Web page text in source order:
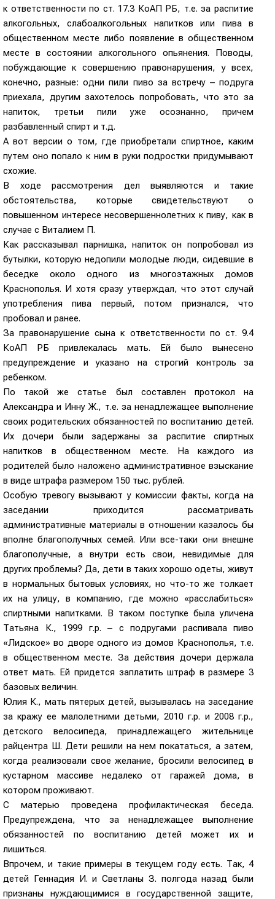
к ответственности по ст. 17.3 КоАП РБ, т.е. за распитие
алкогольных, слабоалкогольных напитков или пива в
общественном месте либо появление в общественном
месте в состоянии алкогольного опьянения. Поводы,
побуждающие к совершению правонарушения, у всех,
конечно, разные: одни пили пиво за встречу – подруга
приехала, другим захотелось попробовать, что это за
напиток, третьи пили уже осознанно, причем
разбавленный спирт и т.д.
А вот версии о том, где приобретали спиртное, каким
путем оно попало к ним в руки подростки придумывают
схожие.
В ходе рассмотрения дел выявляются и такие
обстоятельства, которые свидетельствуют о
повышенном интересе несовершеннолетних к пиву, как в
случае с Виталием П.
Как рассказывал парнишка, напиток он попробовал из
бутылки, которую недопили молодые люди, сидевшие в
беседке около одного из многоэтажных домов
Краснополья. И хотя сразу утверждал, что этот случай
употребления пива первый, потом признался, что
пробовал и ранее.
За правонарушение сына к ответственности по ст. 9.4
КоАП РБ привлекалась мать. Ей было вынесено
предупреждение и указано на строгий контроль за
ребенком.
По такой же статье был составлен протокол на
Александра и Инну Ж., т.е. за ненадлежащее выполнение
своих родительских обязанностей по воспитанию детей.
Их дочери были задержаны за распитие спиртных
напитков в общественном месте. На каждого из
родителей было наложено административное взыскание
в виде штрафа размером 150 тыс. рублей.
Особую тревогу вызывают у комиссии факты, когда на
заседании приходится рассматривать
административные материалы в отношении казалось бы
вполне благополучных семей. Или все-таки они внешне
благополучные, а внутри есть свои, невидимые для
других проблемы? Да, дети в таких хорошо одеты, живут
в нормальных бытовых условиях, но что-то же толкает
их на улицу, в компанию, где можно «расслабиться»
спиртными напитками. В таком поступке была уличена
Татьяна К., 1999 г.р. – с подругами распивала пиво
«Лидское» во дворе одного из домов Краснополья, т.е.
в общественном месте. За действия дочери держала
ответ мать. Ей придется заплатить штраф в размере 3
базовых величин.
Юлия К., мать пятерых детей, вызывалась на заседание
за кражу ее малолетними детьми, 2010 г.р. и 2008 г.р.,
детского велосипеда, принадлежащего жительнице
райцентра Ш. Дети решили на нем покататься, а затем,
когда реализовали свое желание, бросили велосипед в
кустарном массиве недалеко от гаражей дома, в
котором проживают.
С матерью проведена профилактическая беседа.
Предупреждена, что за ненадлежащее выполнение
обязанностей по воспитанию детей может их и
лишиться.
Впрочем, и такие примеры в текущем году есть. Так, 4
детей Геннадия И. и Светланы З. полгода назад были
признаны нуждающимися в государственной защите,